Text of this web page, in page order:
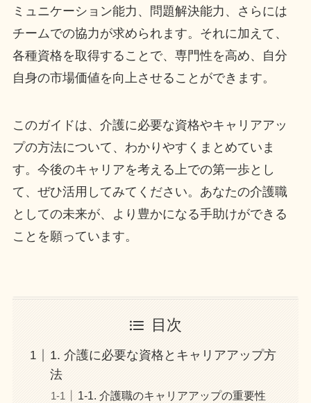
ミュニケーション能力、問題解決能力、さらには
チームでの協力が求められます。それに加えて、
各種資格を取得することで、専門性を高め、自分
自身の市場価値を向上させることができます。
このガイドは、介護に必要な資格やキャリアアッ
プの方法について、わかりやすくまとめていま
す。今後のキャリアを考える上での第一歩とし
て、ぜひ活用してみてください。あなたの介護職
としての未来が、より豊かになる手助けができる
ことを願っています。
目次
1. 介護に必要な資格とキャリアアップ方
法
1-1. 介護職のキャリアアップの重要性